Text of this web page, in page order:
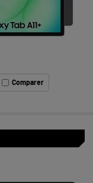
Comparer